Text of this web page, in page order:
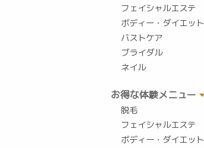
フェイシャルエステ
ボディー・ダイエット
バストケア
ブライダル
ネイル
お得な体験メニュー
脱毛
フェイシャルエステ
ボディー・ダイエット